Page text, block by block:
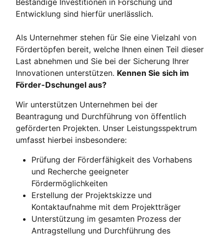
Entwicklung sind hierfür unerlässlich.
Als Unternehmer stehen für Sie eine Vielzahl von
Fördertöpfen bereit, welche Ihnen einen Teil dieser
Last abnehmen und Sie bei der Sicherung Ihrer
Innovationen unterstützen. Kennen Sie sich im
Förder-Dschungel aus?
Wir unterstützen Unternehmen bei der
Beantragung und Durchführung von öffentlich
geförderten Projekten. Unser Leistungsspektrum
umfasst hierbei insbesondere:
Prüfung der Förderfähigkeit des Vorhabens
und Recherche geeigneter
Fördermöglichkeiten
Erstellung der Projektskizze und
Kontaktaufnahme mit dem Projektträger
Unterstützung im gesamten Prozess der
Antragstellung und Durchführung des